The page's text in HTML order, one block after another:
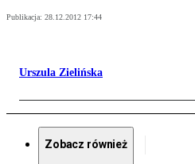
Publikacja: 28.12.2012 17:44
Urszula Zielińska
Zobacz również